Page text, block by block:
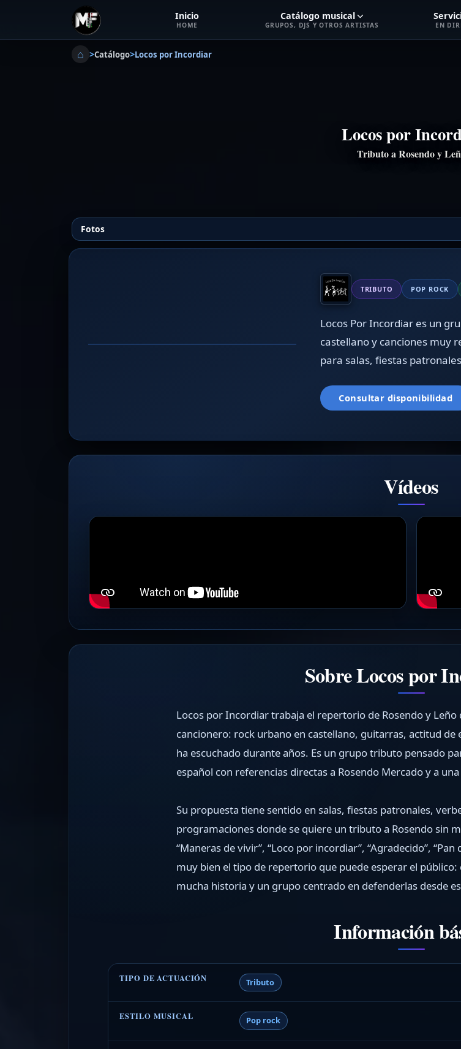
Inicio
HOME
Catálogo musical
GRUPOS, DJS Y OTROS ARTISTAS EN
⌂ >Catálogo>Locos por Incordiar
Locos por
Tributo a Rosendo y
Fotos
TRIBUTO POP ROCK
Locos Por Incordiar es un
castellano y canciones muy
para salas, fiestas
Consultar disponibilidad
Vídeos
Sobre Locos por
Locos por Incordiar trabaja el repertorio de Rosendo y Leño
cancionero: rock urbano en castellano, guitarras, actitud de
ha escuchado durante años. Es un grupo tributo pensado
español con referencias directas a Rosendo Mercado y a
Su propuesta tiene sentido en salas, fiestas patronales,
programaciones donde se quiere un tributo a Rosendo sin
“Maneras de vivir”, “Loco por incordiar”, “Agradecido”,
muy bien el tipo de repertorio que puede esperar el público:
mucha historia y un grupo centrado en defenderlas desde
Información
TIPO DE ACTUACIÓN Tributo
ESTILO MUSICAL Pop rock